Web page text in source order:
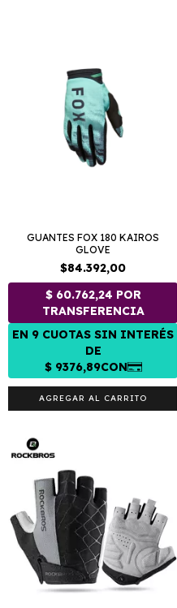
GUANTES FOX 180 KAIROS
GLOVE
$84.392,00
AGREGAR AL CARRITO